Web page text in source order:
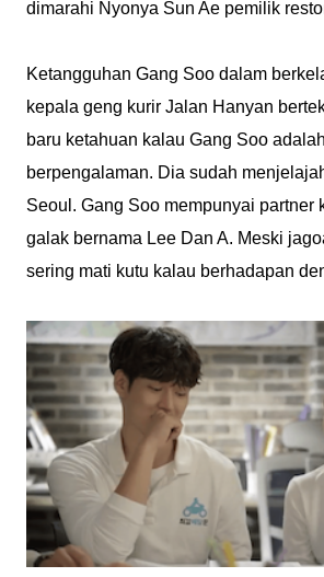
dimarahi Nyonya Sun Ae pemilik
Ketangguhan Gang Soo dalam
kepala geng kurir Jalan Hanyan
baru ketahuan kalau Gang Soo
berpengalaman. Dia sudah
Seoul. Gang Soo mempunyai partner
galak bernama Lee Dan A. Meski
sering mati kutu kalau berhadapan